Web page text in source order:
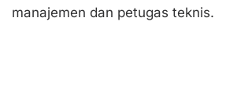
manajemen dan petugas teknis.